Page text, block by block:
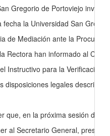
Gregorio de Portoviejo
fecha la Universidad San
de Mediación ante la
Rectora han informado al
Instructivo para la Verificación
disposiciones legales descritas
que, en la próxima sesión del
al Secretario General,